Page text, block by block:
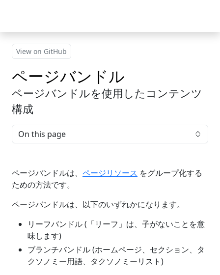
View on GitHub
ページバンドル
ページバンドルを使用したコンテンツ
構成
On this page
ページバンドルは、 ページリソース をグループ化する
ための方法です。
ページバンドルは、以下のいずれかになります。
リーフバンドル (「リーフ」は、子がないことを意
味します)
ブランチバンドル (ホームページ、セクション、タ
クソノミー用語、タクソノミーリスト)